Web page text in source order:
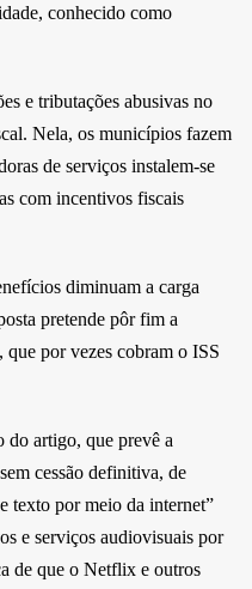
conhecido como
e tributações abusivas no
Nela, os municípios fazem
de serviços instalem-se
com incentivos fiscais
diminuam a carga
pretende pôr fim a
que por vezes cobram o ISS
do artigo, que prevê a
cessão definitiva, de
texto por meio da internet”
e serviços audiovisuais por
de que o Netflix e outros